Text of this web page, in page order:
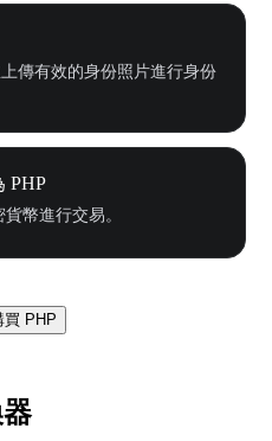
傳有效的身份照片進行身份
PHP
幣進行交易。
買 PHP